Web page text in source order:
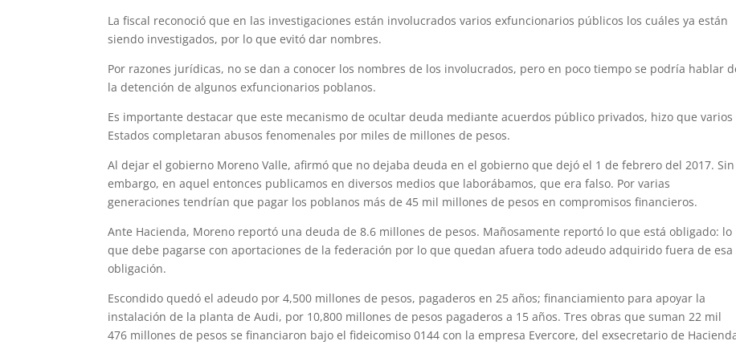
La fiscal reconoció que en las investigaciones están involucrados varios exfuncionarios públicos los cuáles ya están
siendo investigados, por lo que evitó dar nombres.
Por razones jurídicas, no se dan a conocer los nombres de los involucrados, pero en poco tiempo se podría hablar
la detención de algunos exfuncionarios poblanos.
Es importante destacar que este mecanismo de ocultar deuda mediante acuerdos público privados, hizo que varios
Estados completaran abusos fenomenales por miles de millones de pesos.
Al dejar el gobierno Moreno Valle, afirmó que no dejaba deuda en el gobierno que dejó el 1 de febrero del 2017. Sin
embargo, en aquel entonces publicamos en diversos medios que laborábamos, que era falso. Por varias
generaciones tendrían que pagar los poblanos más de 45 mil millones de pesos en compromisos financieros.
Ante Hacienda, Moreno reportó una deuda de 8.6 millones de pesos. Mañosamente reportó lo que está obligado: lo
que debe pagarse con aportaciones de la federación por lo que quedan afuera todo adeudo adquirido fuera de esa
obligación.
Escondido quedó el adeudo por 4,500 millones de pesos, pagaderos en 25 años; financiamiento para apoyar la
instalación de la planta de Audi, por 10,800 millones de pesos pagaderos a 15 años. Tres obras que suman 22 mil
476 millones de pesos se financiaron bajo el fideicomiso 0144 con la empresa Evercore, del exsecretario de